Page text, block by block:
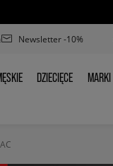
Newsletter -10%
DZIECIĘCE
DZIECIĘCE MARKI
MARKI